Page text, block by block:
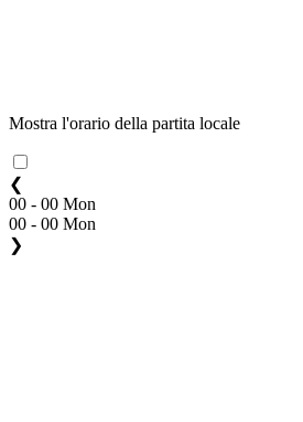
Mostra l'orario della partita locale
❮
00 - 00 Mon
00 - 00 Mon
❯